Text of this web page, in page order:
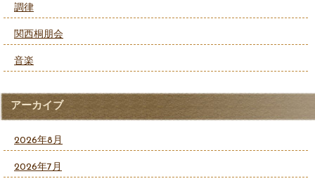
調律
関西桐朋会
音楽
アーカイブ
2026年8月
2026年7月